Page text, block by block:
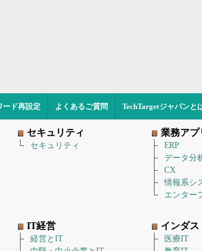
ード再設定 よくあるご質問 TechTargetジャパンと
セキュリティ
セキュリティ
業務アプ
ERP
データ分
CX
情報系シ
エンター
IT経営
経営とIT
インダス
医療IT